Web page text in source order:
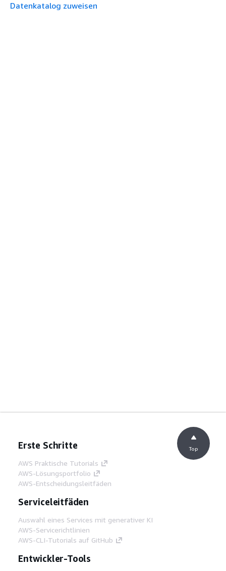
Datenkatalog zuweisen
Erste Schritte
AWS Praktische Tutorials
AWS-Lösungsportfolio
AWS-Entscheidungsleitfäden
Serviceleitfäden
Auswahl eines Services mit generativer KI
AWS-Servicerichtlinien
AWS-CLI-Tutorials auf GitHub
Entwickler-Tools
Top